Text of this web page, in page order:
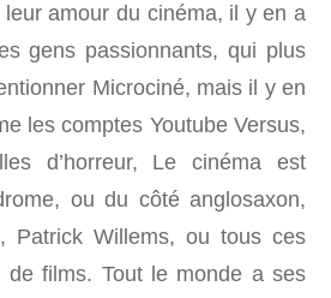
amour du cinéma, il y en a
gens passionnants, qui plus
Microciné, mais il y en
les comptes Youtube Versus,
d’horreur, Le cinéma est
ou du côté anglosaxon,
Patrick Willems, ou tous ces
de films. Tout le monde a ses